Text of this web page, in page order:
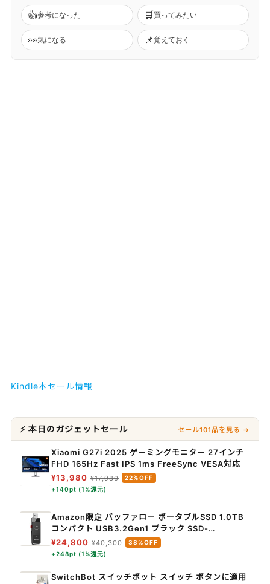
👍参考になった 🛒買ってみたい
👀気になる 📌覚えておく
Kindle本セール情報
⚡ 本日のガジェットセール セール101品を見る →
Xiaomi G27i 2025 ゲーミングモニター 27インチ
FHD 165Hz Fast IPS 1ms FreeSync VESA対応
¥13,980 ¥17,980
22%OFF
+140pt (1%還元)
Amazon限定 バッファロー ポータブルSSD 1.0TB
コンパクト USB3.2Gen1 ブラック SSD-
PUT1.0U3-B/N
¥24,800 ¥40,300
38%OFF
+248pt (1%還元)
SwitchBot スイッチボット スイッチ ボタンに適用